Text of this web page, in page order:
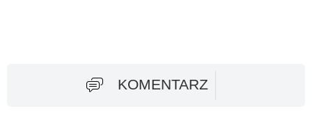
KOMENTARZ